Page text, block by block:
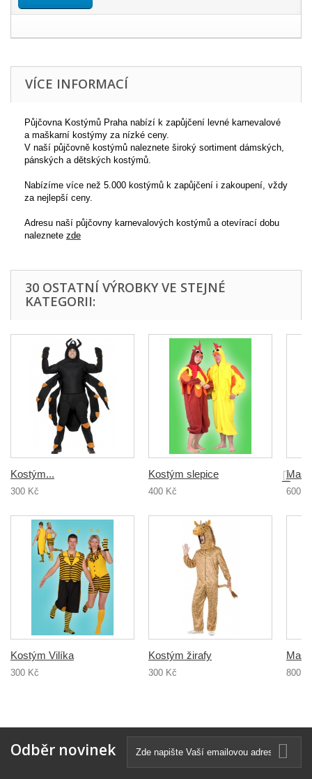
VÍCE INFORMACÍ
Půjčovna Kostýmů Praha nabízí k zapůjčení levné karnevalové
a maškarní kostýmy za nízké ceny.
V naší půjčovně kostýmů naleznete široký sortiment dámských,
pánských a dětských kostýmů.
Nabízíme více než 5.000 kostýmů k zapůjčení i zakoupení, vždy
za nejlepší ceny.
Adresu naší půjčovny karnevalových kostýmů a otevírací dobu
naleznete zde
30 OSTATNÍ VÝROBKY VE STEJNÉ
KATEGORII:
Kostým...
300 Kč
Kostým Vilíka
300 Kč
Kostým slepice
400 Kč
Kostým žirafy
300 Kč
600
800
Odběr novinek